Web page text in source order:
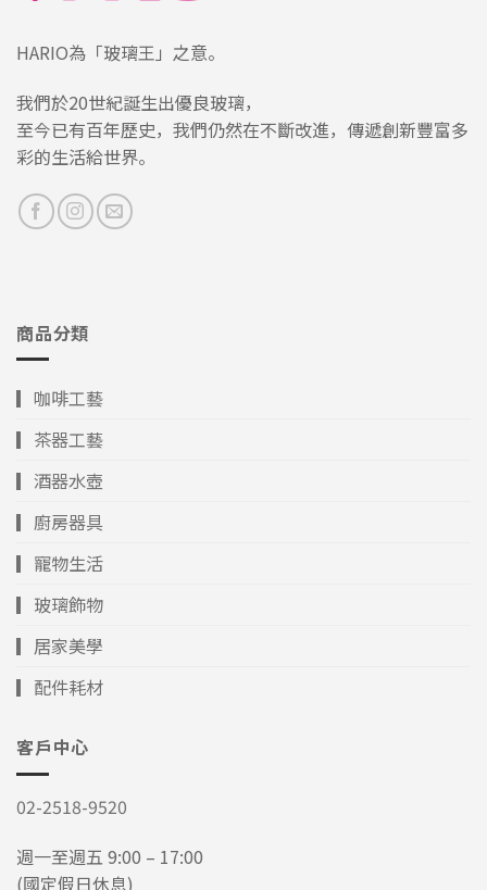
HARIO為「玻璃王」之意。
我們於20世紀誕生出優良玻璃，
至今已有百年歷史，我們仍然在不斷改進，傳遞創新豐富多
彩的生活給世界。
商品分類
▎咖啡工藝
▎茶器工藝
▎酒器水壺
▎廚房器具
▎寵物生活
▎玻璃飾物
▎居家美學
▎配件耗材
客戶中心
02-2518-9520
週一至週五 9:00 – 17:00
(國定假日休息)